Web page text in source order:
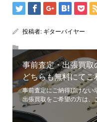
投稿者: ギターバイヤー
事前査定・出張買取
どちらも無料にてご
事前査定にご納得頂けない
出張買取をご希望の方は、